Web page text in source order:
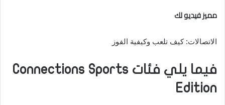
مميز فيديو لك
الاتصالات: كيف تلعب وكيفية الفوز
فيما يلي فئات Connections Sports
Edition